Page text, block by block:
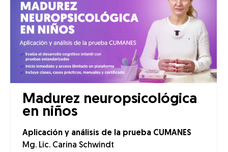
Madurez neuropsicológica
en niños
Aplicación y análisis de la prueba CUMANES
Mg. Lic. Carina Schwindt